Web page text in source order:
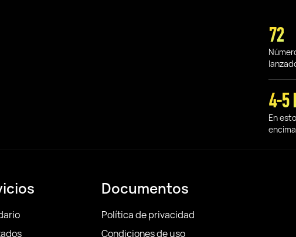
72
4-5
En
Documentos
Política de privacidad
Condiciones de uso